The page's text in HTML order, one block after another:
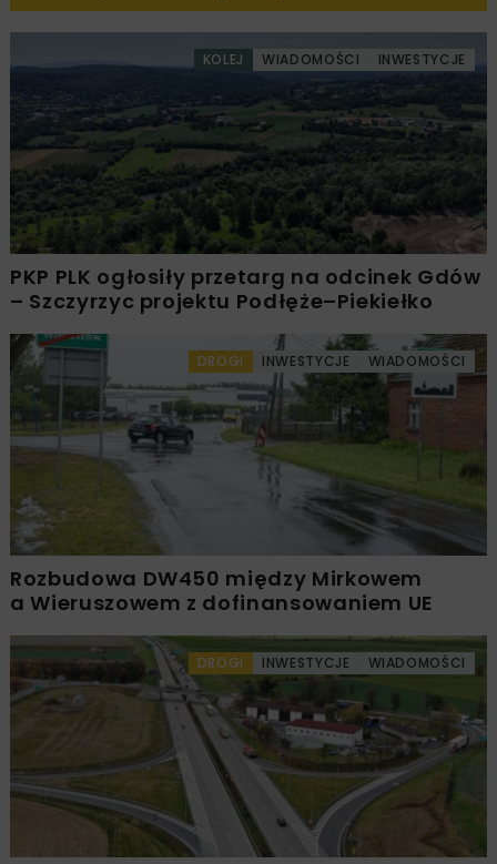
KOLEJ WIADOMOŚCI INWESTYCJE
PKP PLK ogłosiły przetarg na odcinek Gdów
– Szczyrzyc projektu Podłęże–Piekiełko
DROGI INWESTYCJE WIADOMOŚCI
Rozbudowa DW450 między Mirkowem
a Wieruszowem z dofinansowaniem UE
DROGI INWESTYCJE WIADOMOŚCI